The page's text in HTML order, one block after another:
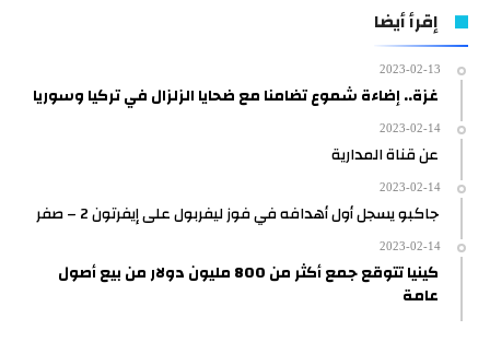
إقرأ أيضا
2023-02-13
غزة.. إضاءة شموع تضامنا مع ضحايا الزلزال في تركيا وسوريا
2023-02-14
عن قناة المدارية
2023-02-14
جاكبو يسجل أول أهدافه في فوز ليفربول على إيفرتون 2 – صفر
2023-02-14
كينيا تتوقع جمع أكثر من 800 مليون دولار من بيع أصول
عامة